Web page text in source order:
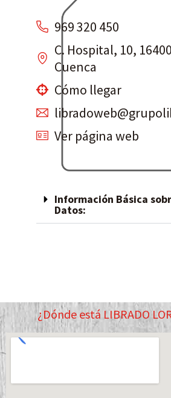
969 320 450
C. Hospital, 10,
Cuenca
Cómo llegar
Ver página web
Información Básica
Datos:
¿Dónde está LIBRADO